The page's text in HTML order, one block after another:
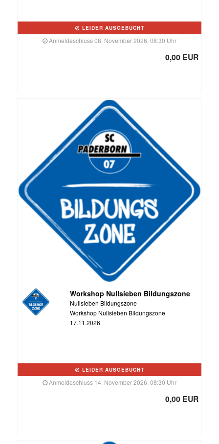
LEIDER AUSGEBUCHT
Anmeldeschluss 08. November 2026, 08:30 Uhr
0,00 EUR
Workshop Nullsieben Bildungszone
Nullsieben Bildungszone
Workshop Nullsieben Bildungszone
17.11.2026
LEIDER AUSGEBUCHT
Anmeldeschluss 14. November 2026, 08:30 Uhr
0,00 EUR